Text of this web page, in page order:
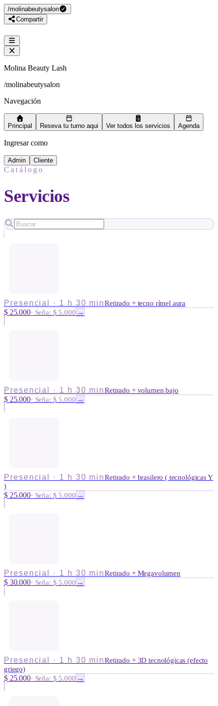
/molinabeutysalon
Compartir
Molina Beauty Lash
/molinabeutysalon
Navegación
Principal Reseva tu turno aqui Ver todos los servicios Agenda
Ingresar como
Admin Cliente
Catálogo
Servicios
Presencial · 1 h 30 minRetirado + tecno rímel aura
$ 25.000· Seña: $ 5.000 →
Presencial · 1 h 30 minRetirado + volumen bajo
$ 25.000· Seña: $ 5.000 →
Presencial · 1 h 30 minRetirado + brasilero ( tecnológicas Y
)
$ 25.000· Seña: $ 5.000 →
Presencial · 1 h 30 minRetirado + Megavolumen
$ 30.000· Seña: $ 5.000 →
Presencial · 1 h 30 minRetirado + 3D tecnológicas (efecto
griego)
$ 25.000· Seña: $ 5.000 →